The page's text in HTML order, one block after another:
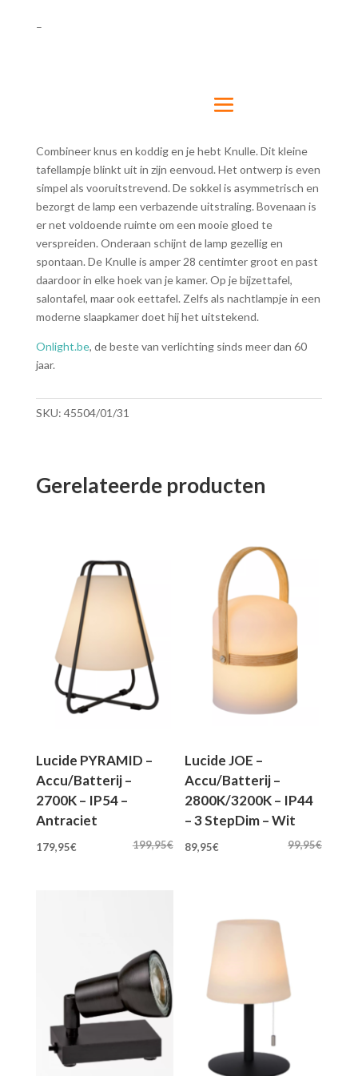
–
Combineer knus en koddig en je hebt Knulle. Dit kleine
tafellampje blinkt uit in zijn eenvoud. Het ontwerp is even
simpel als vooruitstrevend. De sokkel is asymmetrisch en
bezorgt de lamp een verbazende uitstraling. Bovenaan is
er net voldoende ruimte om een mooie gloed te
verspreiden. Onderaan schijnt de lamp gezellig en
spontaan. De Knulle is amper 28 centimter groot en past
daardoor in elke hoek van je kamer. Op je bijzettafel,
salontafel, maar ook eettafel. Zelfs als nachtlampje in een
moderne slaapkamer doet hij het uitstekend.
Onlight.be, de beste van verlichting sinds meer dan 60
jaar.
SKU: 45504/01/31
Gerelateerde producten
Lucide PYRAMID –
Accu/Batterij –
2700K – IP54 –
Antraciet
199,95€
Oorspronkelijke
179,95€Huidige
Lucide JOE –
Accu/Batterij –
2800K/3200K – IP44
– 3 StepDim – Wit
99,95€
Oorspronkelijke
89,95€